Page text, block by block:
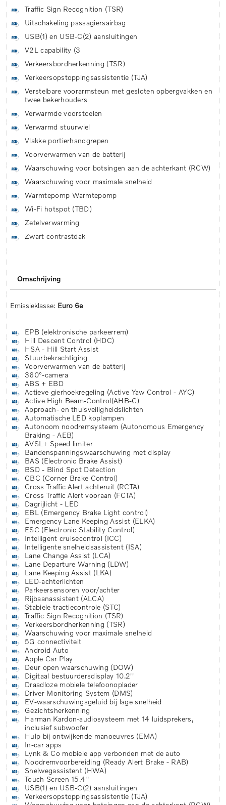
Traffic Sign Recognition (TSR)
Uitschakeling passagiersairbag
USB(1) en USB-C(2) aansluitingen
V2L capability (3
Verkeersbordherkenning (TSR)
Verkeersopstoppingsassistentie (TJA)
Verstelbare voorarmsteun met gesloten opbergvakken en
twee bekerhouders
Verwarmde voorstoelen
Verwarmd stuurwiel
Vlakke portierhandgrepen
Voorverwarmen van de batterij
Waarschuwing voor botsingen aan de achterkant (RCW)
Waarschuwing voor maximale snelheid
Warmtepomp Warmtepomp
Wi-Fi hotspot (TBD)
Zetelverwarming
Zwart contrastdak
Omschrijving
Emissieklasse: Euro 6e
EPB (elektronische parkeerrem)
Hill Descent Control (HDC)
HSA - Hill Start Assist
Stuurbekrachtiging
Voorverwarmen van de batterij
360°-camera
ABS + EBD
Actieve gierhoekregeling (Active Yaw Control - AYC)
Active High Beam-Control(AHB-C)
Approach- en thuisveiligheidslichten
Automatische LED koplampen
Autonoom noodremsysteem (Autonomous Emergency
Braking - AEB)
AVSL+ Speed limiter
Bandenspanningswaarschuwing met display
BAS (Electronic Brake Assist)
BSD - Blind Spot Detection
CBC (Corner Brake Control)
Cross Traffic Alert achteruit (RCTA)
Cross Traffic Alert vooraan (FCTA)
Dagrijlicht - LED
EBL (Emergency Brake Light control)
Emergency Lane Keeping Assist (ELKA)
ESC (Electronic Stability Control)
Intelligent cruisecontrol (ICC)
Intelligente snelheidsassistent (ISA)
Lane Change Assist (LCA)
Lane Departure Warning (LDW)
Lane Keeping Assist (LKA)
LED-achterlichten
Parkeersensoren voor/achter
Rijbaanassistent (ALCA)
Stabiele tractiecontrole (STC)
Traffic Sign Recognition (TSR)
Verkeersbordherkenning (TSR)
Waarschuwing voor maximale snelheid
5G connectiviteit
Android Auto
Apple Car Play
Deur open waarschuwing (DOW)
Digitaal bestuurdersdisplay 10.2''
Draadloze mobiele telefoonoplader
Driver Monitoring System (DMS)
EV-waarschuwingsgeluid bij lage snelheid
Gezichtsherkenning
Harman Kardon-audiosysteem met 14 luidsprekers,
inclusief subwoofer
Hulp bij ontwijkende manoeuvres (EMA)
In-car apps
Lynk & Co mobiele app verbonden met de auto
Noodremvoorbereiding (Ready Alert Brake - RAB)
Snelwegassistent (HWA)
Touch Screen 15.4''
USB(1) en USB-C(2) aansluitingen
Verkeersopstoppingsassistentie (TJA)